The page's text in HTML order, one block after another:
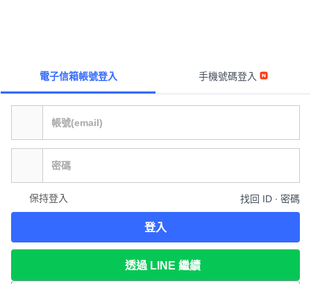
電子信箱帳號登入 手機號碼登入
保持登入 找回 ID ∙ 密碼
登入
透過 LINE 繼續